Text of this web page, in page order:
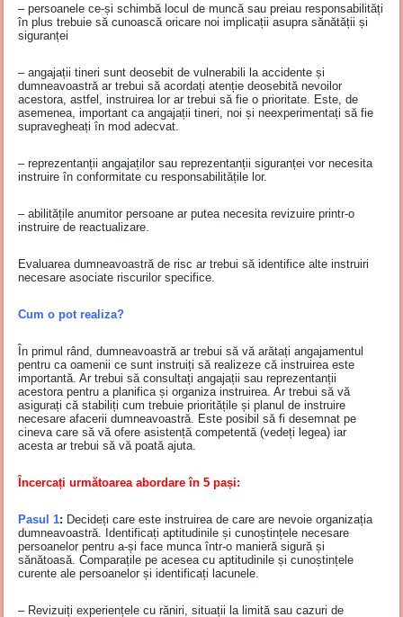
– persoanele ce-și schimbă locul de muncă sau preiau responsabilități
în plus trebuie să cunoască oricare noi implicații asupra sănătății și
siguranței
– angajații tineri sunt deosebit de vulnerabili la accidente și
dumneavoastră ar trebui să acordați atenție deosebită nevoilor
acestora, astfel, instruirea lor ar trebui să fie o prioritate. Este, de
asemenea, important ca angajații tineri, noi și neexperimentați să fie
supravegheați în mod adecvat.
– reprezentanții angajaților sau reprezentanții siguranței vor necesita
instruire în conformitate cu responsabilitățile lor.
– abilitățile anumitor persoane ar putea necesita revizuire printr-o
instruire de reactualizare.
Evaluarea dumneavoastră de risc ar trebui să identifice alte instruiri
necesare asociate riscurilor specifice.
Cum o pot realiza?
În primul rând, dumneavoastră ar trebui să vă arătați angajamentul
pentru ca oamenii ce sunt instruiți să realizeze că instruirea este
importantă. Ar trebui să consultați angajații sau reprezentanții
acestora pentru a planifica și organiza instruirea. Ar trebui să vă
asigurați că stabiliți cum trebuie prioritățile și planul de instruire
necesare afacerii dumneavoastră. Este posibil să fi desemnat pe
cineva care să vă ofere asistență competentă (vedeți legea) iar
acesta ar trebui să vă poată ajuta.
Încercați următoarea abordare în 5 pași:
Pasul 1: Decideți care este instruirea de care are nevoie organizația
dumneavoastră. Identificați aptitudinile și cunoștințele necesare
persoanelor pentru a-și face munca într-o manieră sigură și
sănătoasă. Comparațile pe acesea cu aptitudinile și cunoștințele
curente ale persoanelor și identificați lacunele.
– Revizuiți experiențele cu răniri, situații la limită sau cazuri de